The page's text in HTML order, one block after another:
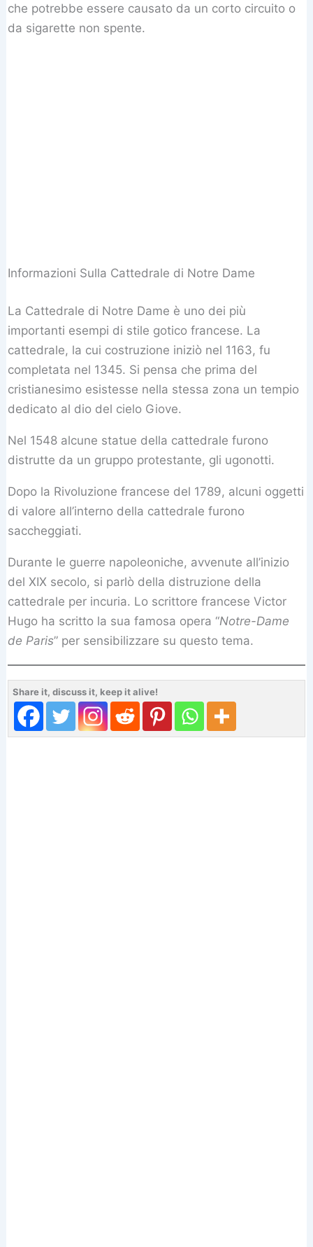
che potrebbe essere causato da un corto circuito o
da sigarette non spente.
Informazioni Sulla Cattedrale di Notre Dame
La Cattedrale di Notre Dame è uno dei più
importanti esempi di stile gotico francese. La
cattedrale, la cui costruzione iniziò nel 1163, fu
completata nel 1345. Si pensa che prima del
cristianesimo esistesse nella stessa zona un tempio
dedicato al dio del cielo Giove.
Nel 1548 alcune statue della cattedrale furono
distrutte da un gruppo protestante, gli ugonotti.
Dopo la Rivoluzione francese del 1789, alcuni oggetti
di valore all’interno della cattedrale furono
saccheggiati.
Durante le guerre napoleoniche, avvenute all’inizio
del XIX secolo, si parlò della distruzione della
cattedrale per incuria. Lo scrittore francese Victor
Hugo ha scritto la sua famosa opera “Notre-Dame
de Paris” per sensibilizzare su questo tema.
Share it, discuss it, keep it alive!